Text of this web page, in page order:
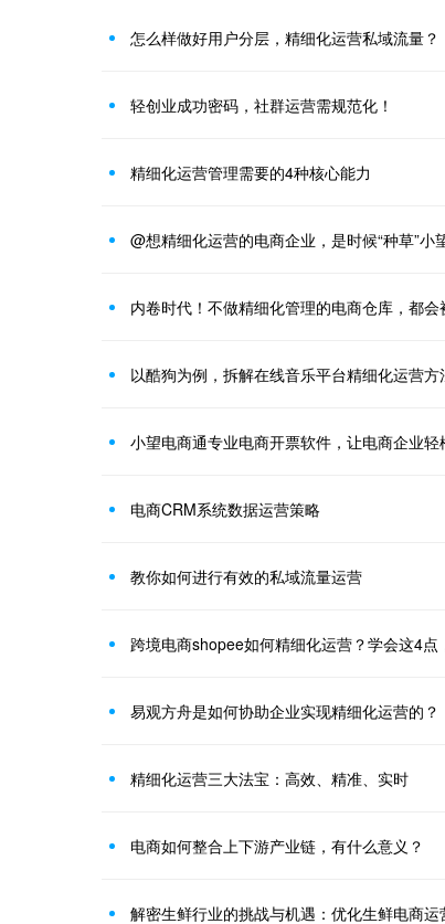
怎么样做好用户分层，精细化运营私域流量？
轻创业成功密码，社群运营需规范化！
精细化运营管理需要的4种核心能力
@想精细化运营的电商企业，是时候“种草”
内卷时代！不做精细化管理的电商仓库，都会
以酷狗为例，拆解在线音乐平台精细化运营方
小望电商通专业电商开票软件，让电商企业
电商CRM系统数据运营策略
教你如何进行有效的私域流量运营
跨境电商shopee如何精细化运营？学会这4点
易观方舟是如何协助企业实现精细化运营的？
精细化运营三大法宝：高效、精准、实时
电商如何整合上下游产业链，有什么意义？
解密生鲜行业的挑战与机遇：优化生鲜电商运